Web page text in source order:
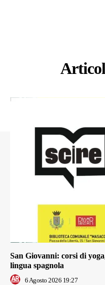
San Giovanni: corsi di
lingua spagnola
6 Agosto 2026 19:27